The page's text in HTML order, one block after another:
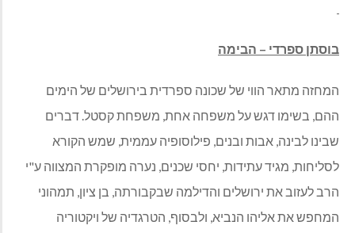
בוסתן ספרדי – הבימה
המחזה מתאר הווי של שכונה ספרדית בירושלים של הימים
ההם, בשימו דגש על משפחה אחת, משפחת קסטל. דברים
שבינו לבינה, אבות ובנים, פילוסופיה עממית, שמש הקורא
לסליחות, מגיד עתידות, יחסי שכנים, נערה מופקרת המצווה ע"י
הרב לעזוב את ירושלים והדילמה שבקבורתה, בן ציון, תמהוני
המחפש את אליהו הנביא, ולבסוף, הטרגדיה של ויקטוריה